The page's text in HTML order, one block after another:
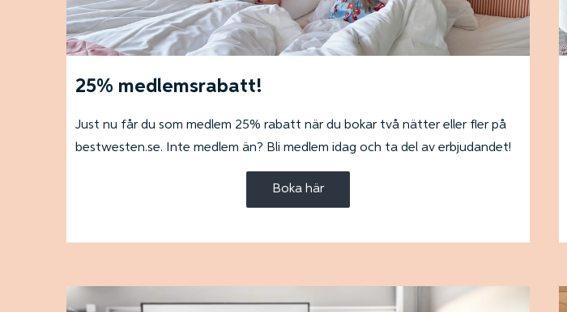
25% medlemsrabatt!
Just nu får du som medlem 25% rabatt när du bokar två nätter eller fler på
bestwesten.se. Inte medlem än? Bli medlem idag och ta del av erbjudandet!
Boka här